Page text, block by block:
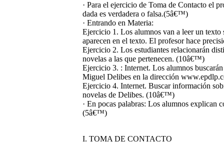
· Para el ejercicio de Toma de Contacto el
dada es verdadera o falsa.(5â€™)
· Entrando en Materia:
Ejercicio 1 . Los alumnos van a leer un
aparecen en el texto. El profesor hace
Ejercicio 2. Los estudiantes relacionarán
novelas a las que pertenecen. (10â€™)
Ejercicio 3. : Internet. Los alumnos
Miguel Delibes en la dirección
Ejercicio 4. Internet. Buscar información
novelas de Delibes. (10â€™)
· En pocas palabras: Los alumnos explican
(5â€™)
I. TOMA DE CONTACTO